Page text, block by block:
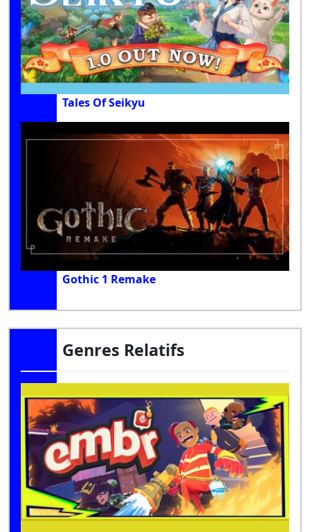
Tales Of Seikyu
Gothic 1 Remake
Genres Relatifs